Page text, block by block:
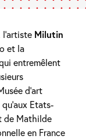
Milutin
et la
entremêlent
d’art
Etats-
de Mathilde
en France